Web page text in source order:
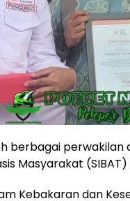
berbagai
Masyarakat
Kebakaran dan